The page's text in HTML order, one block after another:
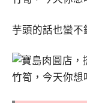
芋頭的話也蠻不